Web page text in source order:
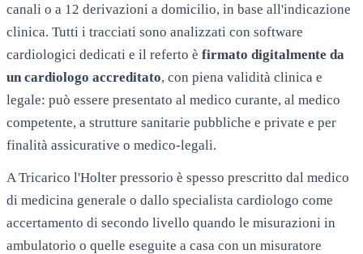
canali o a 12 derivazioni a domicilio, in base all'indicazione
clinica. Tutti i tracciati sono analizzati con software
cardiologici dedicati e il referto è firmato digitalmente da
un cardiologo accreditato, con piena validità clinica e
legale: può essere presentato al medico curante, al medico
competente, a strutture sanitarie pubbliche e private e per
finalità assicurative o medico-legali.
ATricarico l'Holter pressorio è spesso prescritto dal medico
di medicina generale o dallo specialista cardiologo come
accertamento di secondo livello quando le misurazioni in
ambulatorio o quelle eseguite a casa con un misuratore